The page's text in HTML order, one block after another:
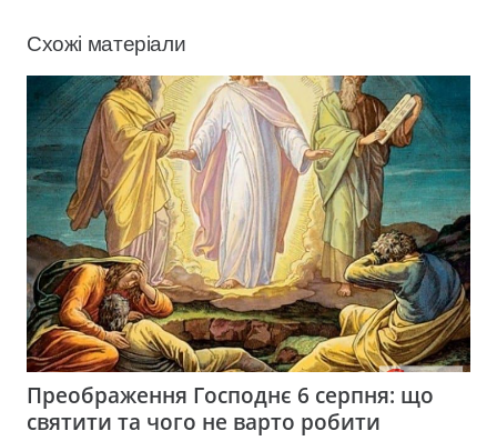
Схожі матеріали
Преображення Господнє 6 серпня: що
святити та чого не варто робити